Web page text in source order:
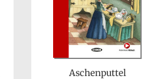
Aschenputtel